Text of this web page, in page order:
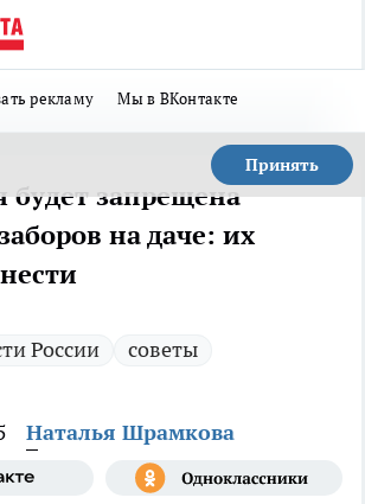
рекламу Мы в ВКонтакте
Принять
будет запрещена
на даче: их
России советы
Наталья Шрамкова